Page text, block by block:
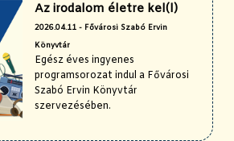
Az irodalom életre kel(l)
2026.04.11 - Fővárosi Szabó Ervin
Könyvtár
Egész éves ingyenes
programsorozat indul a Fővárosi
Szabó Ervin Könyvtár
szervezésében.